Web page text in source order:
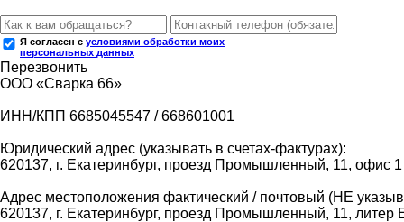
Я согласен с условиями обработки моих
персональных данных
Перезвонить
ООО «Сварка 66»
ИНН/КПП 6685045547 / 668601001
Юридический адрес (указывать в счетах-фактурах):
620137, г. Екатеринбург, проезд Промышленный, 11, офис 1
Адрес местоположения фактический / почтовый (НЕ
620137, г. Екатеринбург, проезд Промышленный, 11, литер